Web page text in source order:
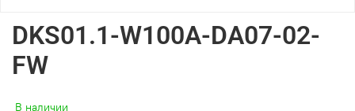
DKS01.1-W100A-DA07-02-
FW
В наличии